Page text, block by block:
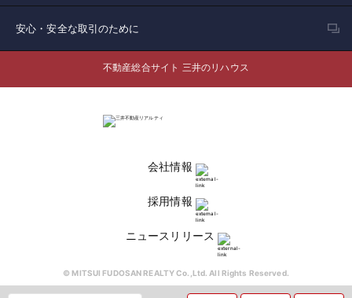
安心・安全な取引のために
不動産総合サイト 三井のリハウス
会社情報
採用情報
ニュースリリース
© MITSUI FUDOSAN REALTY Co.,Ltd. All Rights Reserved.